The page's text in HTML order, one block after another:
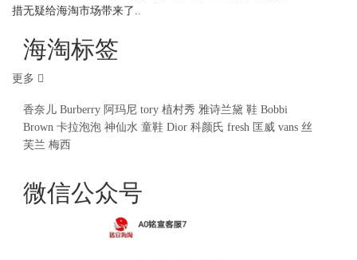
措无疑给海淘市场带来了..
海淘标签
更多
香奈儿 Burberry 阿玛尼 tory 植村秀 雅诗兰黛 鞋 Bobbi
Brown 卡拉泡泡 神仙水 童鞋 Dior 科颜氏 fresh 匡威 vans 丝
芙兰 梅西
微信公众号